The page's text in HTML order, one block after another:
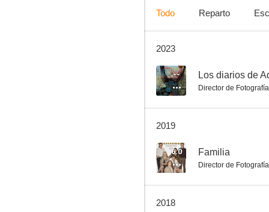
Todo Reparto
2023
-- Los diarios de
Director de Fotografía
2019
6.0 Familia
Director de Fotografía
2018